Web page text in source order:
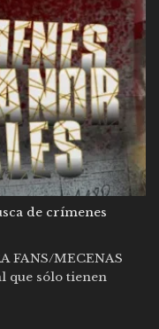
de crímenes
FANS/MECENAS
que sólo tienen